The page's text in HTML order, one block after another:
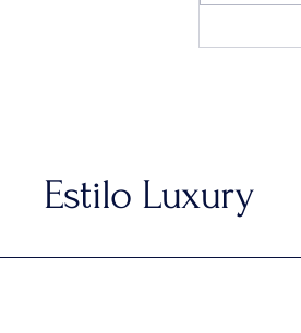
Estilo Luxury